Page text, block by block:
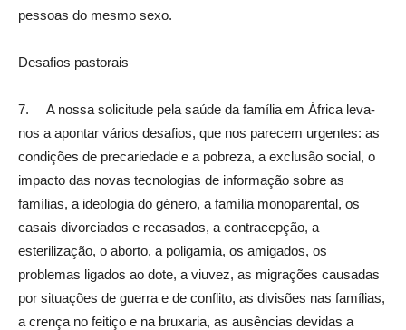
pessoas do mesmo sexo.
Desafios pastorais
7. A nossa solicitude pela saúde da família em África leva-
nos a apontar vários desafios, que nos parecem urgentes: as
condições de precariedade e a pobreza, a exclusão social, o
impacto das novas tecnologias de informação sobre as
famílias, a ideologia do género, a família monoparental, os
casais divorciados e recasados, a contracepção, a
esterilização, o aborto, a poligamia, os amigados, os
problemas ligados ao dote, a viuvez, as migrações causadas
por situações de guerra e de conflito, as divisões nas famílias,
a crença no feitiço e na bruxaria, as ausências devidas a